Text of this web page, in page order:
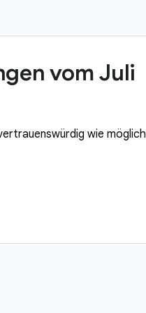
vom Juli
wie möglich